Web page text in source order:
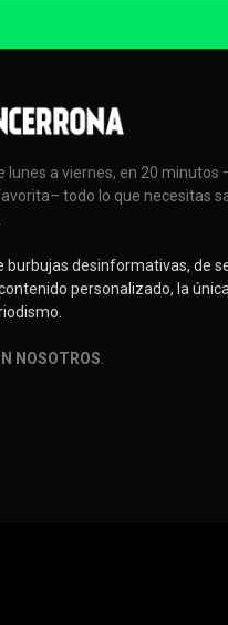
lunes a viernes, en 20 minutos
todo lo que necesitas
burbujas desinformativas, de
personalizado, la
NOSOTROS